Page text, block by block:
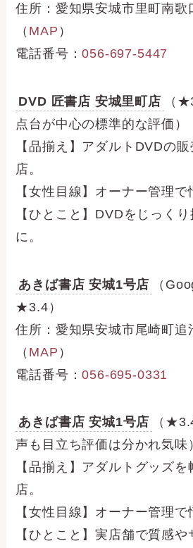
住所：愛知県安城市里町南歌
（ MAP ）
電話番号：056-697-5447
DVD 匠書店 安城里町店
（
点台が中心の標準的な評価）
【品揃え】アダルトDVDの
店。
【女性目線】オーナー管理で
【ひとこと】DVDをじっく
に。
あきば書店 安城1号店
（
★3.4）
住所：愛知県安城市尾崎町追
（ MAP ）
電話番号：056-695-0331
あきば書店 安城1号店
（
声も目立ち評価は分かれ気味
【品揃え】アダルトグッズ
店。
【女性目線】オーナー管理で
【ひとこと】実店舗で質感